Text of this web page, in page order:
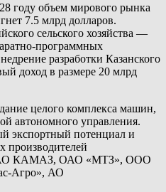
году объем мирового рынка
7.5 млрд долларов.
сельского хозяйства —
программных
разработки Казанского
доход в размере 20 млрд
целого комплекса машин,
автономного управления.
экспортный потенциал и
производителей
ПАО КАМАЗ, ОАО «МТЗ», ООО
Агро», АО